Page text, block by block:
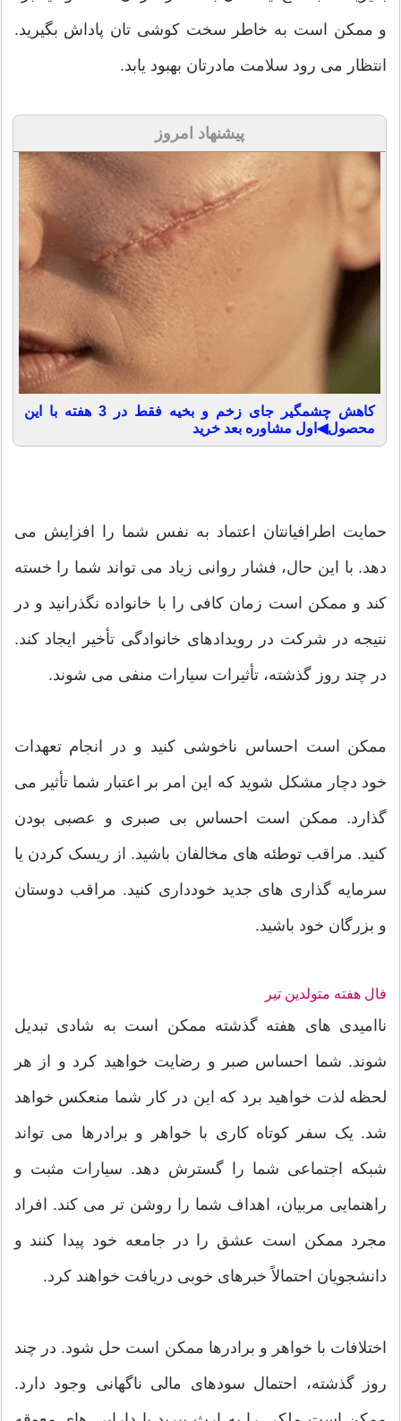
و ممکن است به خاطر سخت کوشی تان پاداش بگیرید.
انتظار می رود سلامت مادرتان بهبود یابد.
پیشنهاد امروز
کاهش چشمگیر جای زخم و بخیه فقط در 3 هفته با این
محصول◀اول مشاوره بعد خرید
حمایت اطرافیانتان اعتماد به نفس شما را افزایش می
دهد. با این حال، فشار روانی زیاد می تواند شما را خسته
کند و ممکن است زمان کافی را با خانواده نگذرانید و در
نتیجه در شرکت در رویدادهای خانوادگی تأخیر ایجاد کند.
در چند روز گذشته، تأثیرات سیارات منفی می شوند.
ممکن است احساس ناخوشی کنید و در انجام تعهدات
خود دچار مشکل شوید که این امر بر اعتبار شما تأثیر می
گذارد. ممکن است احساس بی صبری و عصبی بودن
کنید. مراقب توطئه های مخالفان باشید. از ریسک کردن یا
سرمایه گذاری های جدید خودداری کنید. مراقب دوستان
و بزرگان خود باشید.
فال هفته متولدین تیر
ناامیدی های هفته گذشته ممکن است به شادی تبدیل
شوند. شما احساس صبر و رضایت خواهید کرد و از هر
لحظه لذت خواهید برد که این در کار شما منعکس خواهد
شد. یک سفر کوتاه کاری با خواهر و برادرها می تواند
شبکه اجتماعی شما را گسترش دهد. سیارات مثبت و
راهنمایی مربیان، اهداف شما را روشن تر می کند. افراد
مجرد ممکن است عشق را در جامعه خود پیدا کنند و
دانشجویان احتمالاً خبرهای خوبی دریافت خواهند کرد.
اختلافات با خواهر و برادرها ممکن است حل شود. در چند
روز گذشته، احتمال سودهای مالی ناگهانی وجود دارد.